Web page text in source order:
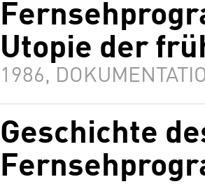
Utopie der
1986,
Geschichte